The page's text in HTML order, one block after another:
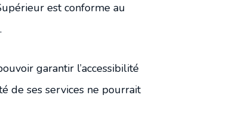
est conforme au
garantir l’accessibilité
de ses services ne pourrait